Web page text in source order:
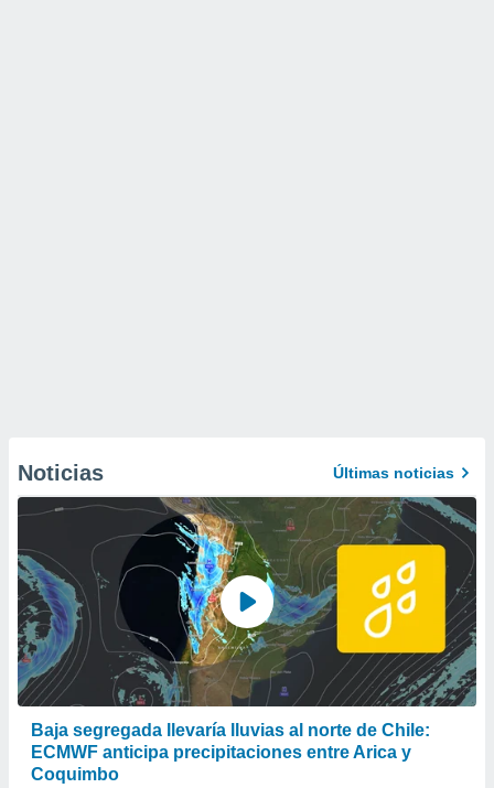
Noticias Últimas noticias
Baja segregada llevaría lluvias al norte de Chile:
ECMWF anticipa precipitaciones entre Arica y
Coquimbo